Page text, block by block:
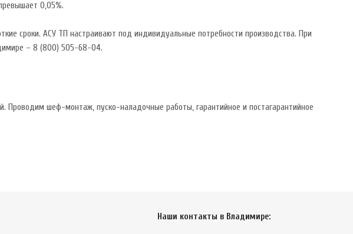
0,05%.
сроки. АСУ ТП настраивают под индивидуальные потребности производства. При
– 8 (800) 505-68-04.
шеф-монтаж, пуско-наладочные работы, гарантийное и постагарантийное
Наши контакты в Владимире: